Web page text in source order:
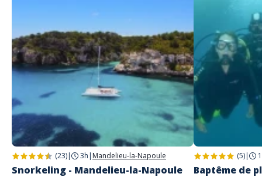
(23)| 3h | Mandelieu-la-Napoule
Snorkeling - Mandelieu-la-Napoule
(5)|
Baptême de